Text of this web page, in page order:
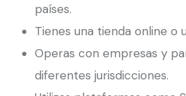
países.
Tienes una tienda online o
Operas con empresas y
diferentes jurisdicciones.